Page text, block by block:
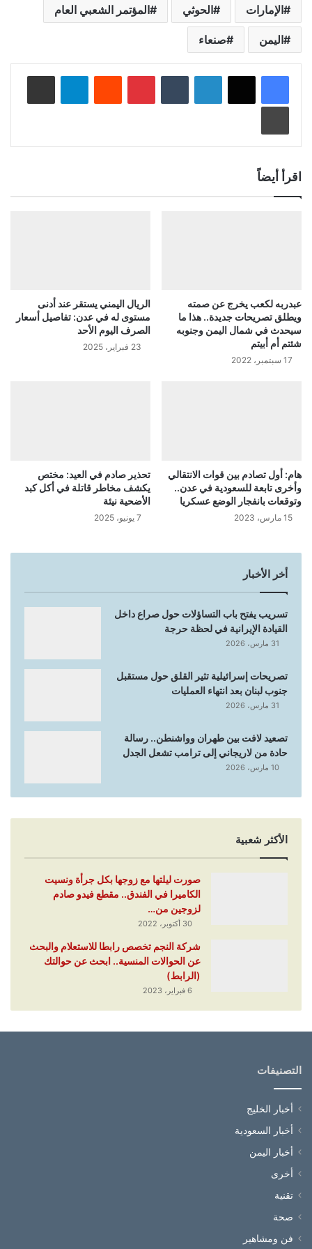
الإمارات الحوثي المؤتمر الشعبي العام
اليمن صنعاء
لينكدإن بينتيريست
اقرأ أيضاً
عبدربه لكعب يخرج عن صمته
ويطلق تصريحات جديدة.. هذا ما
سيحدث في شمال اليمن وجنوبه
شئتم أم أبيتم
17 سبتمبر، 2022
الريال اليمني يستقر عند أدنى
مستوى له في عدن: تفاصيل أسعار
الصرف اليوم الأحد
23 فبراير، 2025
هام: أول تصادم بين قوات الانتقالي
وأخرى تابعة للسعودية في عدن..
وتوقعات بانفجار الوضع عسكريا
15 مارس، 2023
تحذير صادم في العيد: مختص
يكشف مخاطر قاتلة في أكل كبد
الأضحية نيئة
7 يونيو، 2025
أخر الأخبار
تسريب يفتح باب التساؤلات حول صراع داخل
القيادة الإيرانية في لحظة حرجة
31 مارس، 2026
تصريحات إسرائيلية تثير القلق حول مستقبل
جنوب لبنان بعد انتهاء العمليات
31 مارس، 2026
تصعيد لافت بين طهران وواشنطن.. رسالة
حادة من لاريجاني إلى ترامب تشعل الجدل
10 مارس، 2026
الأكثر شعبية
صورت ليلتها مع زوجها بكل جرأة ونسيت
الكاميرا في الفندق.. مقطع فيدو صادم
لزوجين من…
30 أكتوبر، 2022
شركة النجم تخصص رابطا للاستعلام والبحث
عن الحوالات المنسية.. ابحث عن حوالتك
(الرابط)
6 فبراير، 2023
التصنيفات
أخبار الخليج
أخبار السعودية
أخبار اليمن
أخرى
تقنية
صحة
فن ومشاهير